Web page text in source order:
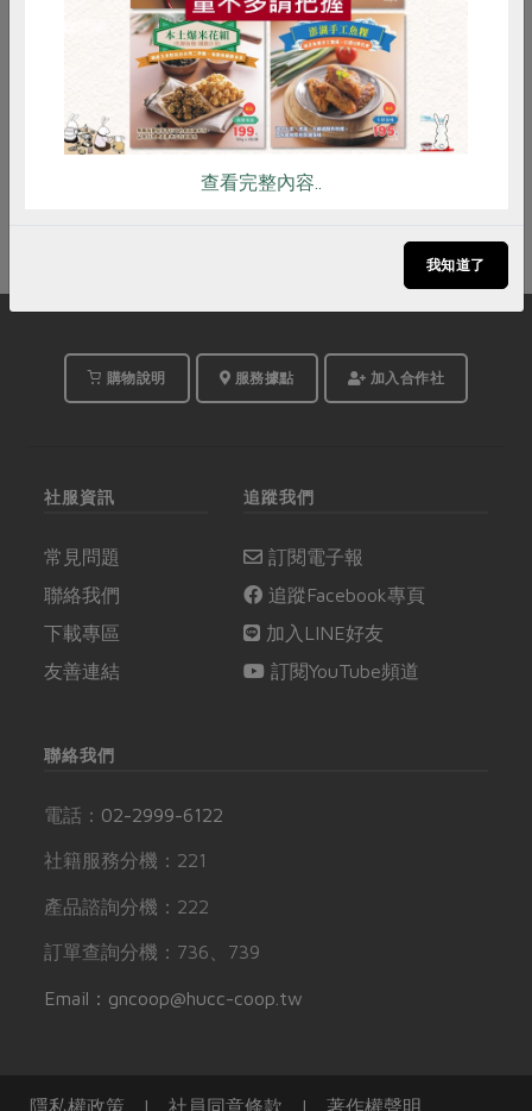
合作社站所 - 苓雅站
詳見活動介紹
立即報名
購物說明 服務據點 加入合作社
社服資訊
常見問題
聯絡我們
下載專區
友善連結
追蹤我們
訂閱電子報
追蹤Facebook專頁
加入LINE好友
訂閱YouTube頻道
聯絡我們
電話： 02-2999-6122
社籍服務分機：221
產品諮詢分機：222
訂單查詢分機：736、739
Email：gncoop@hucc-coop.tw
隱私權政策 | 社員同意條款 | 著作權聲明
查看完整內容..
我知道了